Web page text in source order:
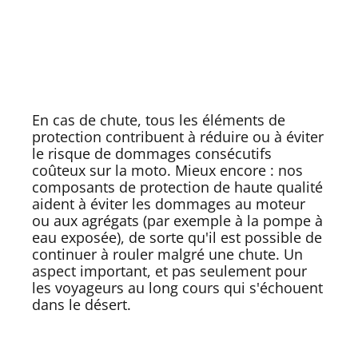
En cas de chute, tous les éléments de
protection contribuent à réduire ou à éviter
le risque de dommages consécutifs
coûteux sur la moto. Mieux encore : nos
composants de protection de haute qualité
aident à éviter les dommages au moteur
ou aux agrégats (par exemple à la pompe à
eau exposée), de sorte qu'il est possible de
continuer à rouler malgré une chute. Un
aspect important, et pas seulement pour
les voyageurs au long cours qui s'échouent
dans le désert.